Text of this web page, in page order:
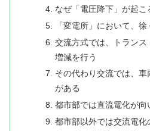
なぜ「電圧降下」が起こ
「変電所」において、
交流方式では、トラン
増減を行う
その代わり交流では、
がある
都市部では直流電化が向
都市部以外では交流電化